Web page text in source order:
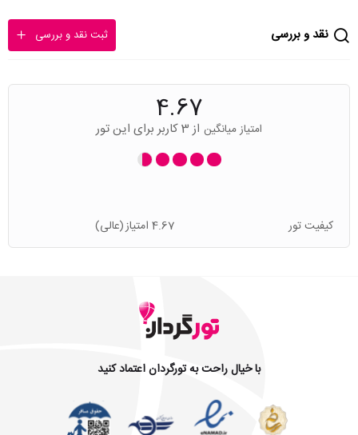
نقد و بررسی ثبت نقد و بررسی
4.67
امتیاز میانگین از 3 کاربر برای این تور
کیفیت تور 4.67 امتیاز (عالی)
با خیال راحت به تورگردان اعتماد کنید